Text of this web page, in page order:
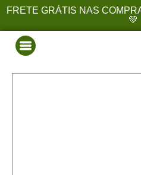
FRETE GRÁTIS NAS
💚